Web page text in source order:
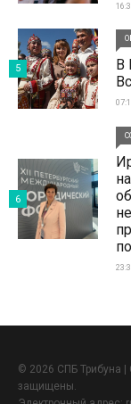
В
5
6
© 2026 СПБ Трибуна |
защищены.